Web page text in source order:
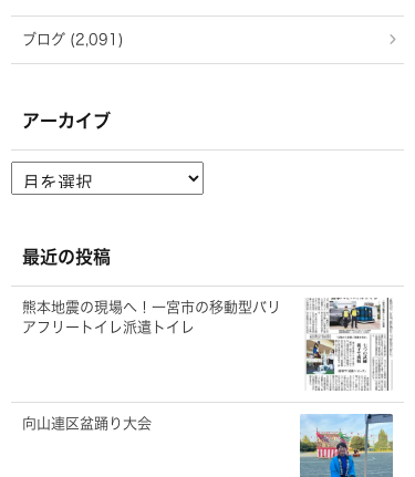
ブログ (2,091)
アーカイブ
ー
ブ
最近の投稿
熊本地震の現場へ！一宮市の移動型バリ
アフリートイレ派遣トイレ
向山連区盆踊り大会